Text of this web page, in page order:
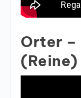
Orter –
(Reine)